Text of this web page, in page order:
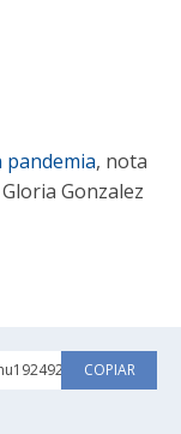
pandemia, nota
Gonzalez
COPIAR